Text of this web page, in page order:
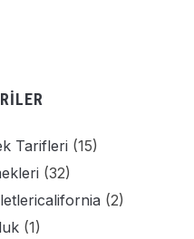
Tarifleri (15)
(32)
(2)
(1)